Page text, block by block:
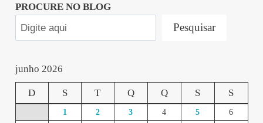
PROCURE NO BLOG
Pesquisar
junho 2026
D S T Q Q S S
1 2 3 4 5
6